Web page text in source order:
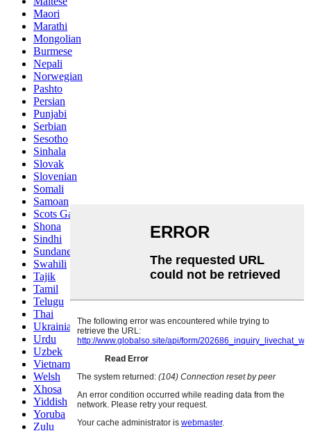
Maori
Marathi
Mongolian
Burmese
Nepali
Norwegian
Pashto
Persian
Punjabi
Serbian
Sesotho
Sinhala
Slovak
Slovenian
Somali
Samoan
Scots Gaelic
Shona
Sindhi
Sundanese
Swahili
Tajik
Tamil
Telugu
Thai
Ukrainian
Urdu
Uzbek
Vietnamese
Welsh
Xhosa
Yiddish
Yoruba
Zulu